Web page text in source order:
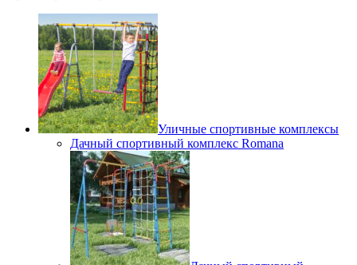
Уличные спортивные комплексы
Дачный спортивный комплекс Romana